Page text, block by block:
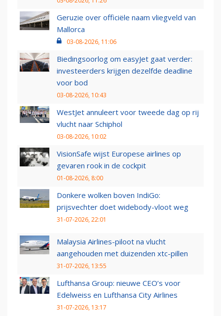
Geruzie over officiële naam vliegveld van
Mallorca
03-08-2026, 11:06
Biedingsoorlog om easyJet gaat verder:
investeerders krijgen dezelfde deadline
voor bod
03-08-2026, 10:43
WestJet annuleert voor tweede dag op rij
vlucht naar Schiphol
03-08-2026, 10:02
VisionSafe wijst Europese airlines op
gevaren rook in de cockpit
01-08-2026, 8:00
Donkere wolken boven IndiGo:
prijsvechter doet widebody-vloot weg
31-07-2026, 22:01
Malaysia Airlines-piloot na vlucht
aangehouden met duizenden xtc-pillen
31-07-2026, 13:55
Lufthansa Group: nieuwe CEO’s voor
Edelweiss en Lufthansa City Airlines
31-07-2026, 13:17